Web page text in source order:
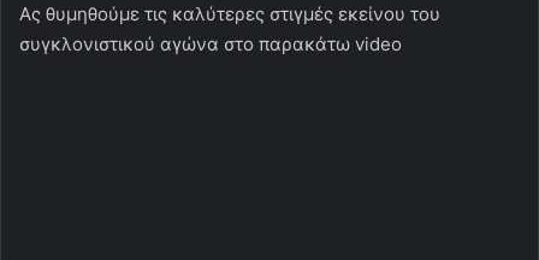
Ας θυμηθούμε τις καλύτερες στιγμές εκείνου του
συγκλονιστικού αγώνα στο παρακάτω video